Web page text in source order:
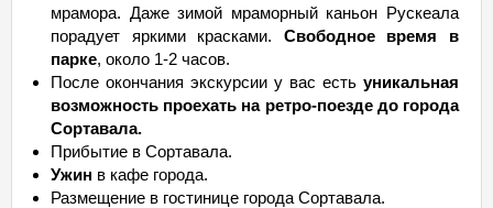
мрамора. Даже зимой мраморный каньон Рускеала
порадует яркими красками. Свободное время в
парке, около 1-2 часов.
После окончания экскурсии у вас есть уникальная
возможность проехать на ретро-поезде до города
Сортавала.
Прибытие в Сортавала.
Ужин в кафе города.
Размещение в гостинице города Сортавала.